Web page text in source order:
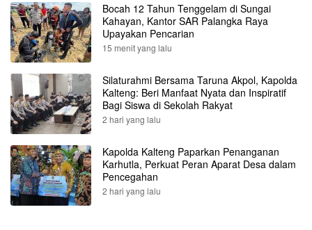
Bocah 12 Tahun Tenggelam di Sungai
Kahayan, Kantor SAR Palangka Raya
Upayakan Pencarian
15 menit yang lalu
Silaturahmi Bersama Taruna Akpol, Kapolda
Kalteng: Beri Manfaat Nyata dan Inspiratif
Bagi Siswa di Sekolah Rakyat
2 hari yang lalu
Kapolda Kalteng Paparkan Penanganan
Karhutla, Perkuat Peran Aparat Desa dalam
Pencegahan
2 hari yang lalu